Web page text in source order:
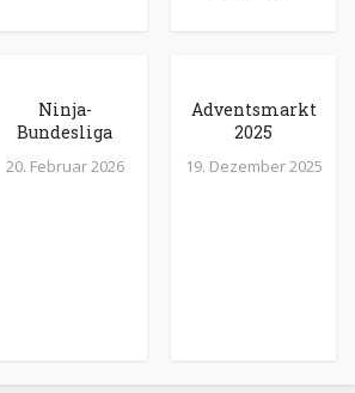
Ninja-
Bundesliga
20. Februar 2026
Adventsmarkt
2025
19. Dezember 2025